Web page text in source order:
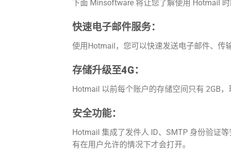
下面 Minsoftware 将让您了解使用 Hotmail 时
快速电子邮件服务：
使用Hotmail，您可以快速发送电子邮件、传
存储升级至4G：
Hotmail 以前每个账户的存储空间只有 2GB
安全功能：
Hotmail 集成了发件人 ID、SMTP 身份验证
有在用户允许的情况下才会打开。